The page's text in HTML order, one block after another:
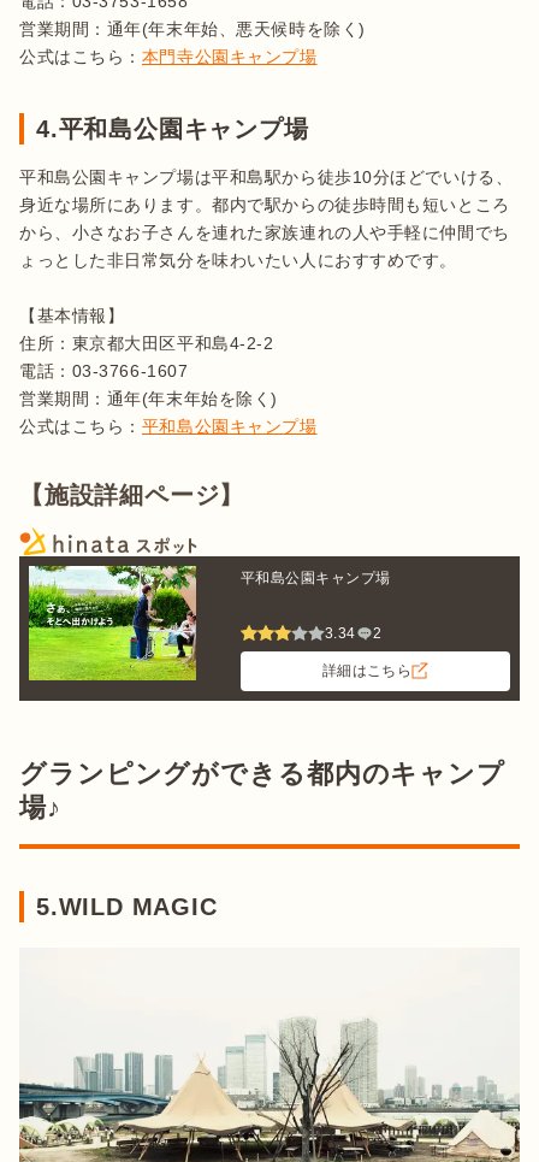
営業期間：通年(年末年始、悪天候時を除く)
公式はこちら： 本門寺公園キャンプ場
4.平和島公園キャンプ場
平和島公園キャンプ場は平和島駅から徒歩10分ほどでいける、
身近な場所にあります。都内で駅からの徒歩時間も短いところ
から、小さなお子さんを連れた家族連れの人や手軽に仲間でち
ょっとした非日常気分を味わいたい人におすすめです。
【基本情報】
住所：東京都大田区平和島4-2-2
電話：03-3766-1607
営業期間：通年(年末年始を除く)
公式はこちら： 平和島公園キャンプ場
【施設詳細ページ】
平和島公園キャンプ場
3.34 2
詳細はこちら
グランピングができる都内のキャンプ
場♪
5.WILD MAGIC